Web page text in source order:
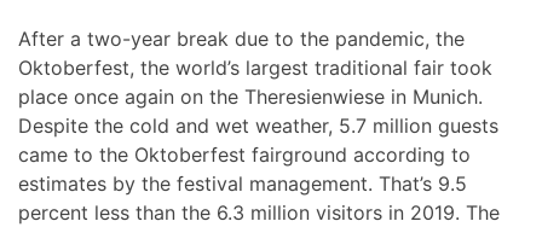
After a two-year break due to the pandemic, the
Oktoberfest, the world’s largest traditional fair took
place once again on the Theresienwiese in Munich.
Despite the cold and wet weather, 5.7 million guests
came to the Oktoberfest fairground according to
estimates by the festival management. That’s 9.5
percent less than the 6.3 million visitors in 2019. The